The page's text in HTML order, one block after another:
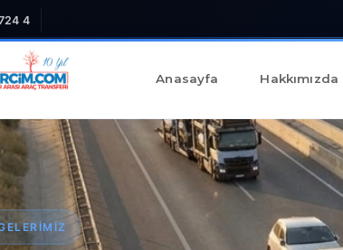
4
Anasayfa Hakkımızda